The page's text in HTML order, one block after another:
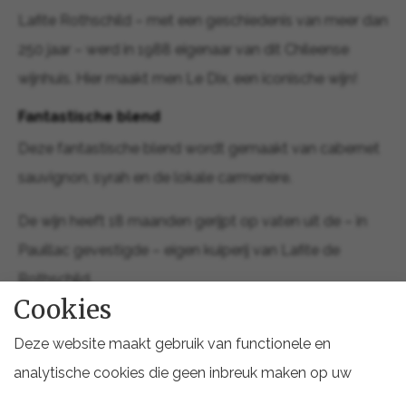
Lafite Rothschild – met een geschiedenis van meer dan
250 jaar – werd in 1988 eigenaar van dit Chileense
wijnhuis. Hier maakt men Le Dix, een iconische wijn!
Fantastische blend
Deze fantastische blend wordt gemaakt van cabernet
sauvignon, syrah en de lokale carmenère.
De wijn heeft 18 maanden gerijpt op vaten uit de – in
Pauillac gevestigde – eigen kuiperij van Lafite de
Rothschild.
Topwijn
Cookies
Deze website maakt gebruik van functionele en
analytische cookies die geen inbreuk maken op uw